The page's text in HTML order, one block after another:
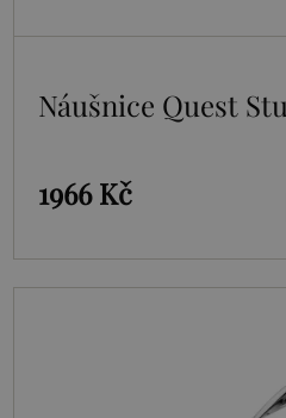
Náušnice Quest
1966 Kč